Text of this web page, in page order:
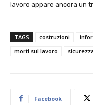
lavoro appare ancora un
TAGS costruzioni
morti sul lavoro
Facebook